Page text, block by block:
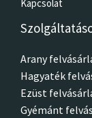
Kapcsolat
Arany
Hagyaték
Ezüst
Gyémánt